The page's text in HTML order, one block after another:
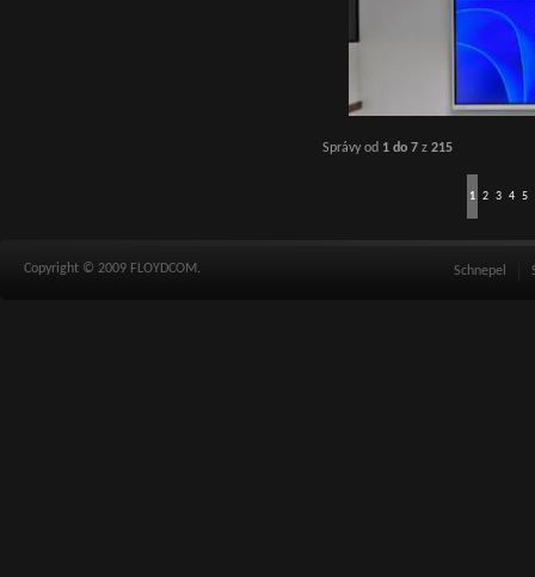
Správy od 1 do 7 z 215
1 2 3 4 5
Copyright © 2009 FLOYDCOM. Schnepel